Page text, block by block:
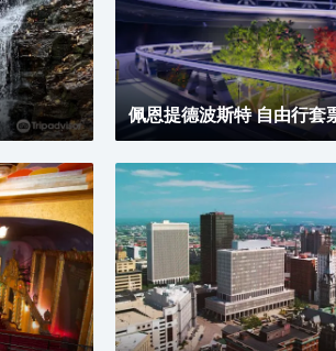
• 沉浸式展覽 – 探索位於2樓及80樓的互動博物
浸式畫廊，從1931年開幕日起至成為流行文化標
賞大樓的創新建築。
▴展覽大致分為繪畫、版畫、攝影、素描、建築與
置藝術、雕塑和特展。大廳中間有問訊處，可以
覽圖。
佩恩提德波斯特 自由行套